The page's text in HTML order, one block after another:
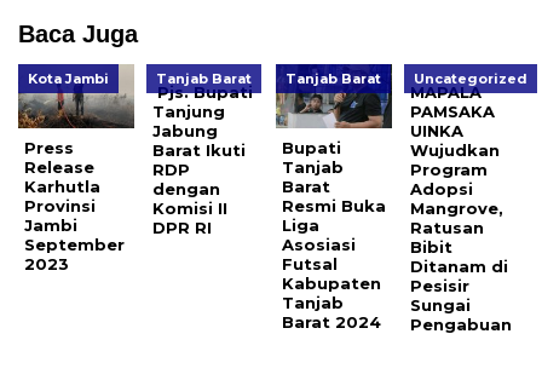
Baca Juga
Kota Jambi
Press
Release
Karhutla
Provinsi
Jambi
September
2023
Tanjab Barat
Pjs. Bupati
Tanjung
Jabung
Barat Ikuti
RDP
dengan
Komisi II
DPR RI
Tanjab Barat
Bupati
Tanjab
Barat
Resmi Buka
Liga
Asosiasi
Futsal
Kabupaten
Tanjab
Barat 2024
Uncategorized
MAPALA
PAMSAKA
UINKA
Wujudkan
Program
Adopsi
Mangrove,
Ratusan
Bibit
Ditanam di
Pesisir
Sungai
Pengabuan